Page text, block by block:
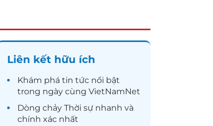
Liên kết hữu ích
Khám phá tin tức nổi bật
trong ngày cùng VietNamNet
Dòng chảy Thời sự nhanh và
chính xác nhất